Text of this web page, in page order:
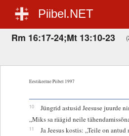
Piibel.NET
Rm 16:17-24;Mt 13:10-23
Eestikeelne Piibel 1997
10
Jüngrid astusid Jeesuse juurde
„Miks sa räägid neile
11
Ja Jeesus kostis: „Teile on